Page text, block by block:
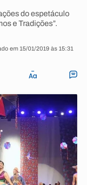
do espetáculo
e Tradições”.
em 15/01/2019 às 15:31